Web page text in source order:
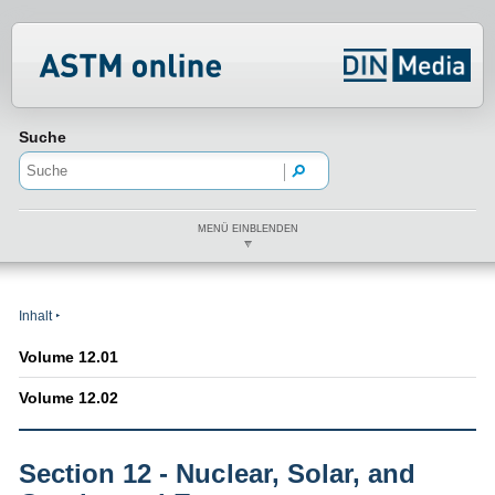
Suche
MENÜ EINBLENDEN
Inhalt
Volume 12.01
Volume 12.02
Section 12 - Nuclear, Solar, and